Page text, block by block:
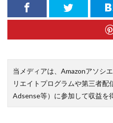
当メディアは、Amazonアソシ
リエイトプログラムや第三者
Adsense等）に参加して収益を